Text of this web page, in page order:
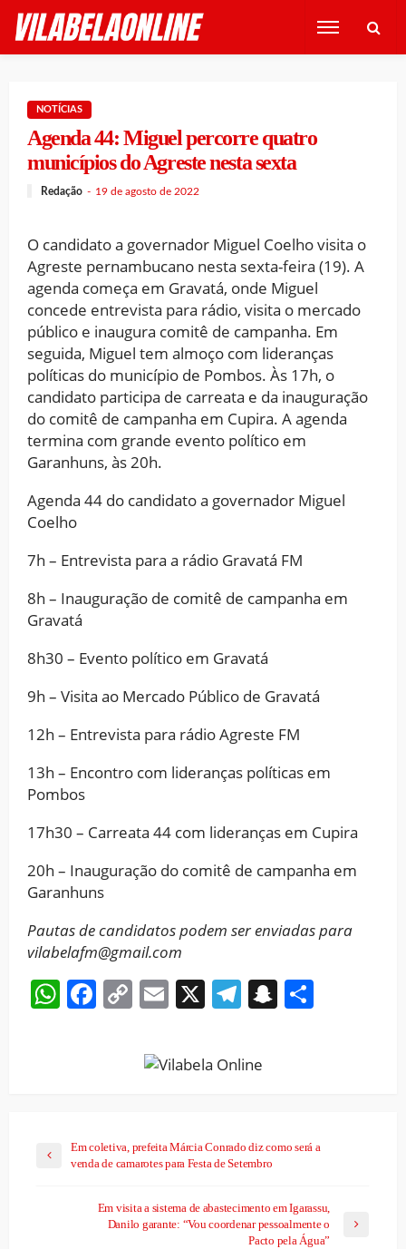
NOTÍCIAS
Agenda 44: Miguel percorre quatro
municípios do Agreste nesta sexta
Redação 19 de agosto de 2022
O candidato a governador Miguel Coelho visita o
Agreste pernambucano nesta sexta-feira (19). A
agenda começa em Gravatá, onde Miguel
concede entrevista para rádio, visita o mercado
público e inaugura comitê de campanha. Em
seguida, Miguel tem almoço com lideranças
políticas do município de Pombos. Às 17h, o
candidato participa de carreata e da inauguração
do comitê de campanha em Cupira. A agenda
termina com grande evento político em
Garanhuns, às 20h.
Agenda 44 do candidato a governador Miguel
Coelho
7h – Entrevista para a rádio Gravatá FM
8h – Inauguração de comitê de campanha em
Gravatá
8h30 – Evento político em Gravatá
9h – Visita ao Mercado Público de Gravatá
12h – Entrevista para rádio Agreste FM
13h – Encontro com lideranças políticas em
Pombos
17h30 – Carreata 44 com lideranças em Cupira
20h – Inauguração do comitê de campanha em
Garanhuns
Pautas de candidatos podem ser enviadas para
vilabelafm@gmail.com
WhatsApp
Facebook
CopyEmail
X Telegram
Snapchat
Em coletiva, prefeita Márcia Conrado diz como será a
venda de camarotes para Festa de Setembro
Em visita a sistema de abastecimento em Igarassu,
Danilo garante: “Vou coordenar pessoalmente o
Pacto pela Água”